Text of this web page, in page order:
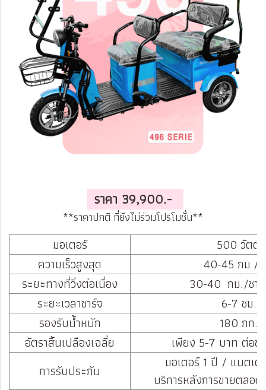
ราคา 39,900.-
**ราคาปกติ ที่ยังไม่ร่วมโปรโมชั่น**
มอเตอร์
500 วัตต์
ความเร็วสูงสุด
40-45 กม./
ระยะทางที่วิ่งต่อเนื่อง
30-40 กม./ชาร์
ระยะเวลาชาร์จ
6-7 ชม.
รองรับน้ำหนัก
180 กก.
อัตราสิ้นเปลืองเฉลี่ย
เพียง 5-7 บาท ต่อช
การรับประกัน
มอเตอร์ 1 ปี / แบตเ
บริการหลังการขายตลอด